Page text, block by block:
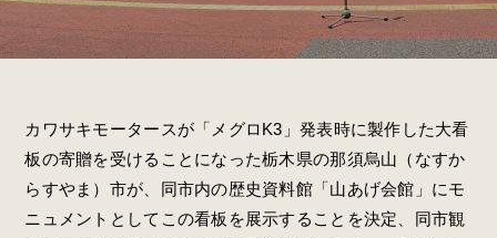
カワサキモータースが「メグロK3」発表時に製作した大看
板の寄贈を受けることになった栃木県の那須烏山（なすか
らすやま）市が、同市内の歴史資料館「山あげ会館」にモ
ニュメントとしてこの看板を展示することを決定、同市観